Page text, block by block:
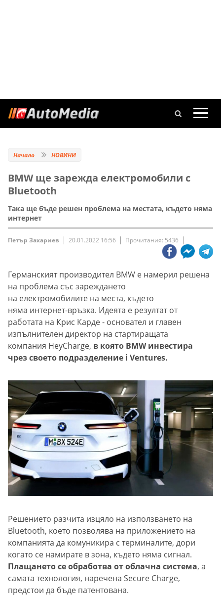
Начало НОВИНИ
BMW ще зарежда електромобили с
Bluetooth
Така ще бъде решен проблема на местата, където няма
интернет
Петър Захариев 20.01.2022 16:56 Прочитания: 5436
Германският производител BMW е намерил решена
на проблема със зареждането
на електромобилите на места, където
няма интернет-връзка. Идеята е резултат от
работата на Крис Карде - основател и главен
изпълнителен директор на стартиращата
компания HeyCharge, в която BMW инвестира
чрез своето подразделение i Ventures.
Решението разчита изцяло на използването на
Bluetooth, което позволява на приложението на
компанията да комуникира с терминалите, дори
когато се намирате в зона, където няма сигнал.
Плащането се обработва от облачна система, а
самата технология, наречена Secure Charge,
предстои да бъде патентована.